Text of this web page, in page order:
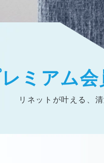
ミアム会
リネットが叶える、